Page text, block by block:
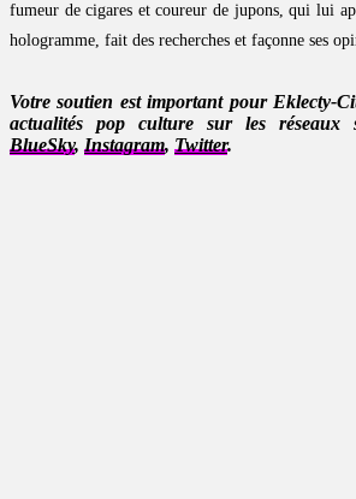
fumeur de cigares et coureur de jupons, qui lui
hologramme, fait des recherches et façonne ses
Votre soutien est important pour Eklecty-
actualités pop culture sur les réseaux
BlueSky, Instagram, Twitter.